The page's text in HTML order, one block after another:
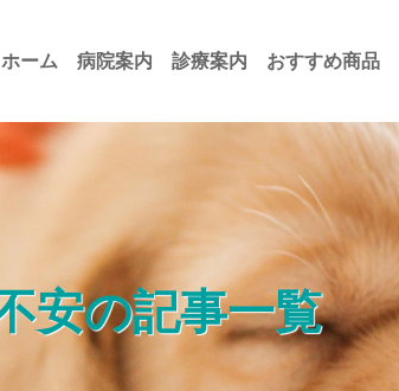
ホーム 病院案内 診療案内 おすすめ商品
安の記事一覧